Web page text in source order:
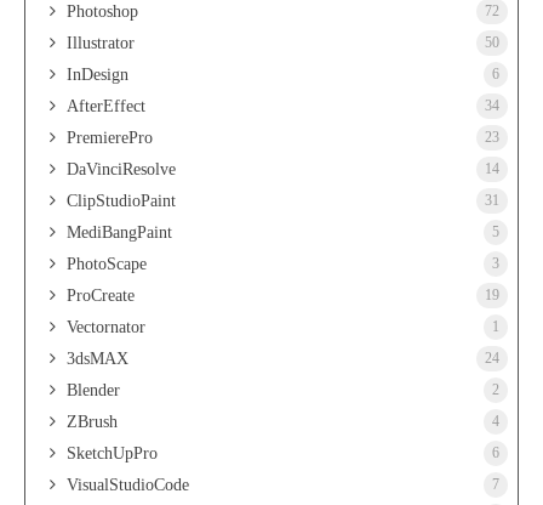
Photoshop 72
Illustrator 50
InDesign 6
AfterEffect 34
PremierePro 23
DaVinciResolve 14
ClipStudioPaint 31
MediBangPaint 5
PhotoScape 3
ProCreate 19
Vectornator 1
3dsMAX 24
Blender 2
ZBrush 4
SketchUpPro 6
VisualStudioCode 7